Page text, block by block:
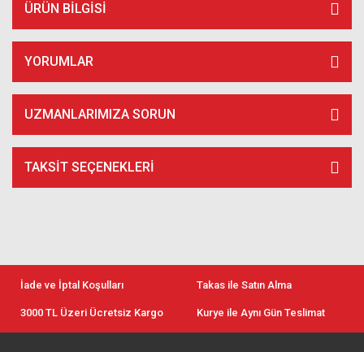
ÜRÜN BILGISI
YORUMLAR
UZMANLARIMIZA SORUN
TAKSIT SEÇENEKLERI
İade ve İptal Koşulları Takas ile Satın Alma
3000 TL Üzeri Ücretsiz Kargo Kurye ile Aynı Gün Teslimat